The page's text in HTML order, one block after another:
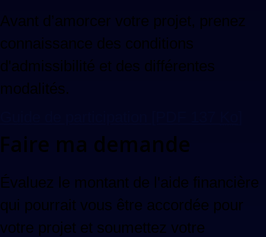
Avant d’amorcer votre projet, prenez
connaissance des conditions
d'admissibilité et des différentes
modalités.
Faire ma demande
Évaluez le montant de l'aide financière
qui pourrait vous être accordée pour
votre projet et soumettez votre